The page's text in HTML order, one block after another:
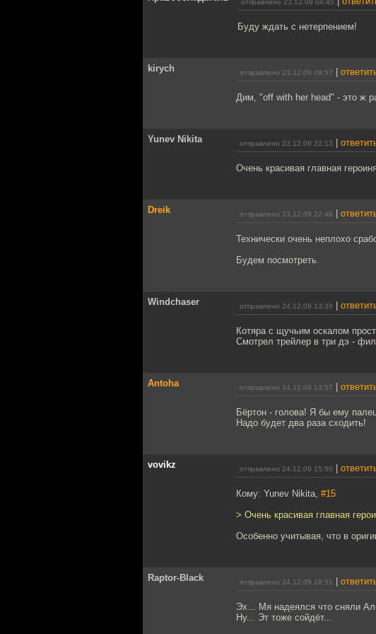
отправлено 23.12.09 04:45
Буду ждать с нетерпением!
kirych отправлено 23.12.09 09:57
Дим, "off with her head" - это ж
Yunev Nikita отправлено 23.12.09 22:13
Очень красивая главная
Dreik отправлено 23.12.09 22:48
Технически очень неплохо
Будем посмотреть.
Windchaser отправлено 24.12.09 13:38
Котяра с щучьим оскалом
Смотрел трейлер в три дэ -
Antoha отправлено 24.12.09 13:57
Бёртон - голова! Я бы ему
Надо будет два раза сходить!
vovikz отправлено 24.12.09 15:50
Кому: Yunev Nikita, #15
> Очень красивая главная
Особенно учитывая, что в
Raptor-Black отправлено 24.12.09 19:51
Эх... Мя надеялся что сняли
Ну... Эт тоже сойдёт...